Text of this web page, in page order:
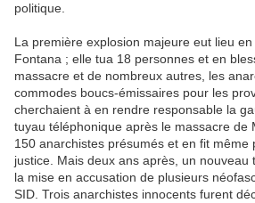
politique.
La première explosion majeure eut lieu
Fontana ; elle tua 18 personnes et en
massacre et de nombreux autres, les
commodes boucs-émissaires pour les
cherchaient à en rendre responsable la
tuyau téléphonique après le massacre de
150 anarchistes présumés et en fit même
justice. Mais deux ans après, un nouveau
la mise en accusation de plusieurs
SID. Trois anarchistes innocents furent